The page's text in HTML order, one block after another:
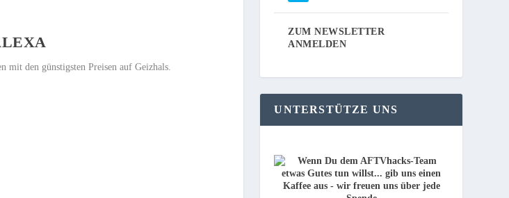
den günstigsten Preisen auf Geizhals.
ZUM NEWSLETTER
ANMELDEN
UNTERSTÜTZE UNS